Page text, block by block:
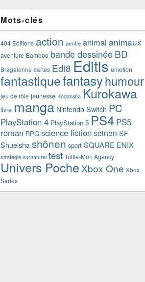
Mots-clés
404 Editions action amitie animal animaux
aventure Bamboo bande dessinéeBD
Bragelonne cartes Edi8 Editis emotion
fantastiquefantasyhumour
jeu de rôle jeunesse Kodansha Kurokawa
livre manga Nintendo Switch PC
PlayStation 4 PlayStation 5 PS4 PS5
roman RPG science fictionseinen SF
Shueisha shônen sport SQUARE ENIX
stratégie surnaturel test Tuttle-Mori Agency
Univers Poche Xbox One Xbox
Series